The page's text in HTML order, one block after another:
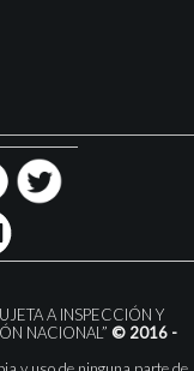
A INSPECCIÓN Y
NACIONAL” © 2016 -